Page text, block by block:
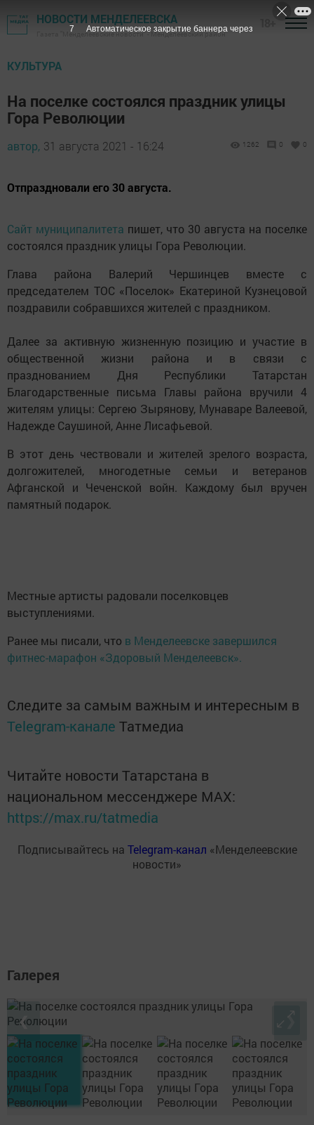
НОВОСТИ МЕНДЕЛЕЕВСКА
Газета "Менделеевские новости" - Менделеевский район
КУЛЬТУРА
На поселке состоялся праздник улицы
Гора Революции
автор, 31 августа 2021 - 16:24 1262 0 0
Отпраздновали его 30 августа.
Сайт муниципалитета пишет, что 30 августа на поселке
состоялся праздник улицы Гора Революции.
Глава района Валерий Чершинцев вместе с
председателем ТОС «Поселок» Екатериной Кузнецовой
поздравили собравшихся жителей с праздником.
Далее за активную жизненную позицию и участие в
общественной жизни района и в связи с
празднованием Дня Республики Татарстан
Благодарственные письма Главы района вручили 4
жителям улицы: Сергею Зырянову, Мунаваре Валеевой,
Надежде Саушиной, Анне Лисафьевой.
В этот день чествовали и жителей зрелого возраста,
долгожителей, многодетные семьи и ветеранов
Афганской и Чеченской войн. Каждому был вручен
памятный подарок.
Местные артисты радовали поселковцев
выступлениями.
Ранее мы писали, что в Менделеевске завершился
фитнес-марафон «Здоровый Менделеевск».
Следите за самым важным и интересным в
Telegram-канале Татмедиа
Читайте новости Татарстана в
национальном мессенджере MАХ:
https://max.ru/tatmedia
Подписывайтесь на Telegram-канал «Менделеевские
новости»
Галерея
❮ ❯
6 Автоматическое закрытие баннера через